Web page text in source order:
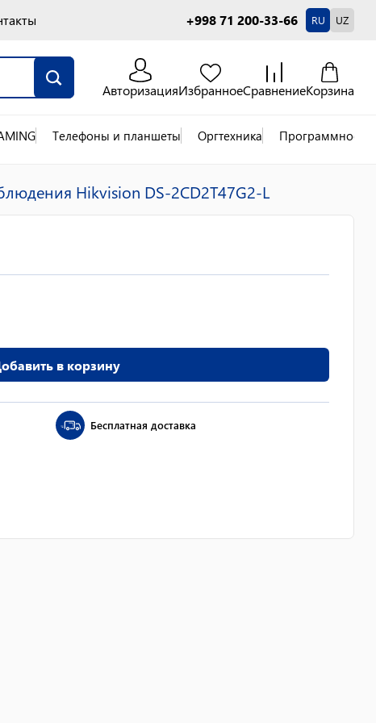
+998 71 200-33-66 RU UZ
АвторизацияИзбранноеСравнениеКорзина
Телефоны и планшеты Оргтехника Программное
Hikvision DS-2CD2T47G2-L
в корзину
Бесплатная доставка